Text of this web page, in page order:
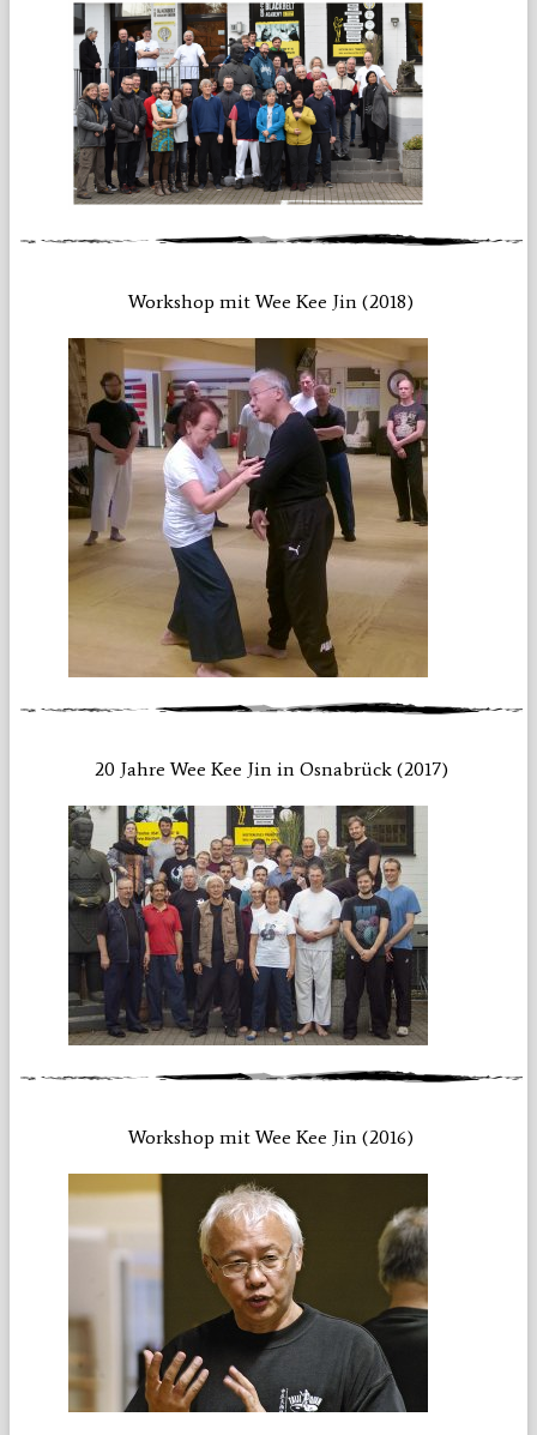
Workshop mit Wee Kee Jin (2018)
20 Jahre Wee Kee Jin in Osnabrück (2017)
Workshop mit Wee Kee Jin (2016)